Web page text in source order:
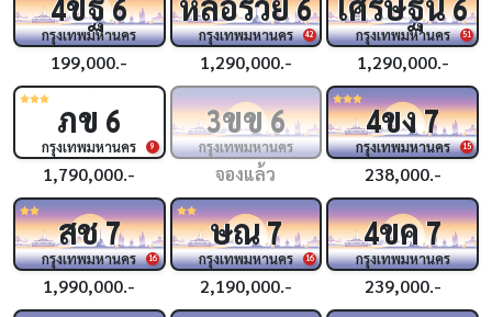
กรุงเทพมหานคร
199,000.-
42
กรุงเทพมหานคร
1,290,000.-
51
กรุงเทพมหานคร
1,290,000.-
9
ภข 6
กรุงเทพมหานคร
1,790,000.-
3ขข6
กรุงเทพมหานคร
จองแล้ว
15
4ขง7
กรุงเทพมหานคร
238,000.-
16
สช7
กรุงเทพมหานคร
1,990,000.-
16
ษณ7
กรุงเทพมหานคร
2,190,000.-
4ขค7
กรุงเทพมหานคร
239,000.-